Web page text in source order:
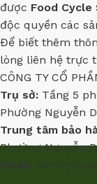
được Food Cycle
độc quyền các
Để biết thêm
lòng liên hệ trực
CÔNG TY CỔ
Trụ sở: Tầng 5
Phường Nguyễn
Trung tâm bảo
Phường Nguyễn
Email: